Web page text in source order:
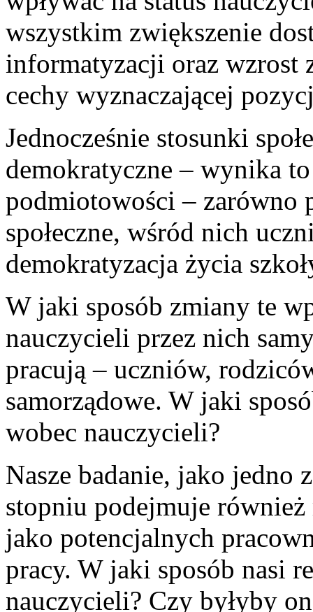
wszystkim zwiększenie
informatyzacji oraz wzrost
cechy wyznaczającej
Jednocześnie stosunki
demokratyczne – wynika
podmiotowości – zarówno
społeczne, wśród nich
demokratyzacja życia
W jaki sposób zmiany te
nauczycieli przez nich
pracują – uczniów,
samorządowe. W jaki
wobec nauczycieli?
Nasze badanie, jako jedno
stopniu podejmuje
jako potencjalnych
pracy. W jaki sposób nasi
nauczycieli? Czy byłyby